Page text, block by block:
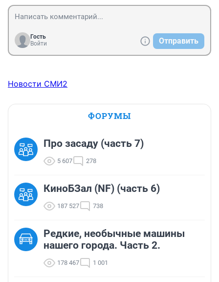
Гость
Войти
Отправить
Новости СМИ2
ФОРУМЫ
Про засаду (часть 7)
5 607 278
КиноБЗал (NF) (часть 6)
187 527 738
Редкие, необычные машины
нашего города. Часть 2.
178 467 1 001